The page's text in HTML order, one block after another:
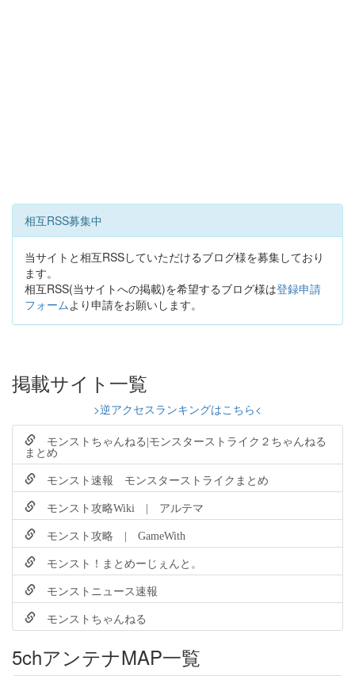
相互RSS募集中
当サイトと相互RSSしていただけるブログ様を募集しており
ます。
相互RSS(当サイトへの掲載)を希望するブログ様は登録申請
フォームより申請をお願いします。
掲載サイト一覧
>逆アクセスランキングはこちら<
モンストちゃんねる|モンスターストライク２ちゃんねる
まとめ
モンスト速報 モンスターストライクまとめ
モンスト攻略Wiki | アルテマ
モンスト攻略 | GameWith
モンスト！まとめーじぇんと。
モンストニュース速報
モンストちゃんねる
5chアンテナMAP一覧